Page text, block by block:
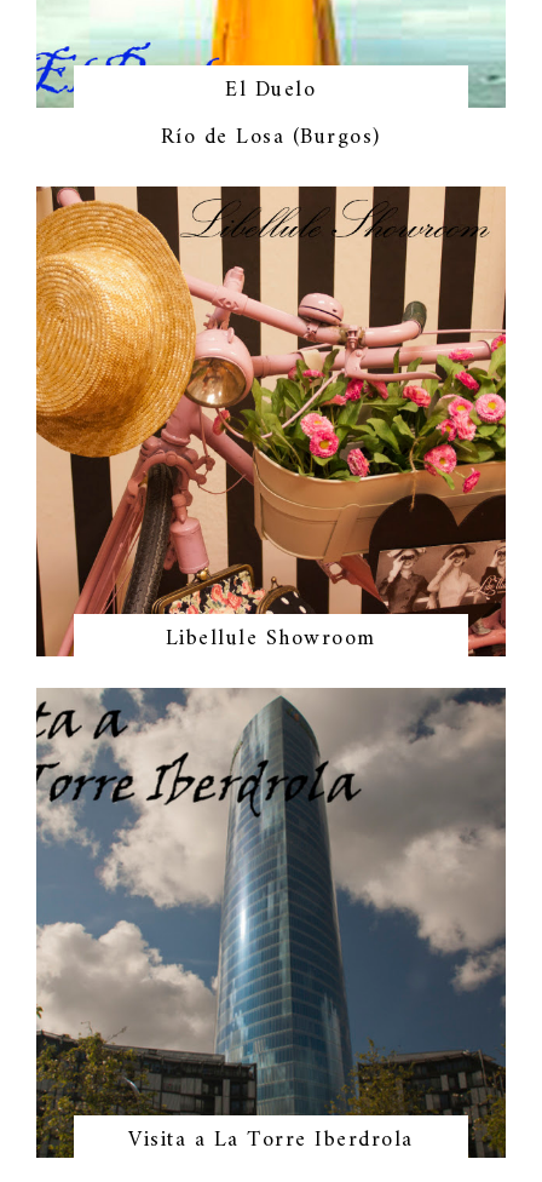
El Duelo
Río de Losa (Burgos)
Libellule Showroom
Visita a La Torre Iberdrola